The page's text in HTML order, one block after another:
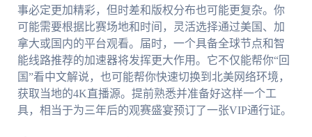
事必定更加精彩，但时差和版权分布也可能更复杂。你
可能需要根据比赛场地和时间，灵活选择通过美国、加
拿大或国内的平台观看。届时，一个具备全球节点和智
能线路推荐的加速器将发挥更大作用。它不仅能帮你“回
国”看中文解说，也可能帮你快速切换到北美网络环境，
获取当地的4K直播源。提前熟悉并准备好这样一个工
具，相当于为三年后的观赛盛宴预订了一张VIP通行证。